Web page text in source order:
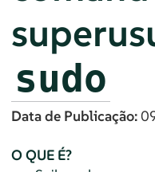
sudo
Data de Publicação:
O QUE É?